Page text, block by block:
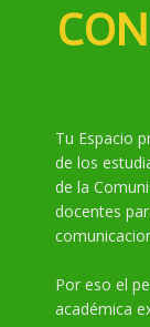
Tu Espacio
de los
de la
docentes
Por eso el
académica